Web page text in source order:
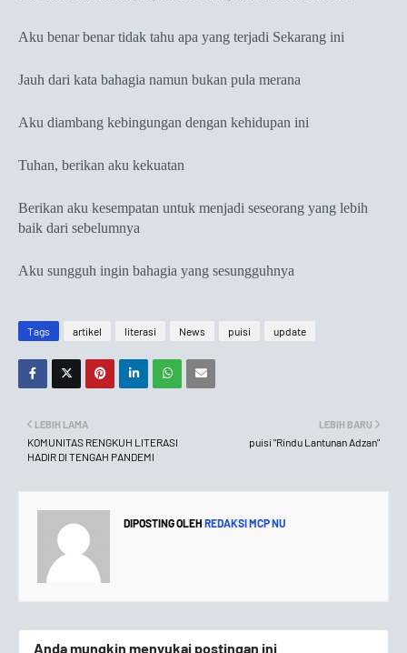
Aku benar benar tidak tahu apa yang terjadi Sekarang ini
Jauh dari kata bahagia namun bukan pula merana
Aku diambang kebingungan dengan kehidupan ini
Tuhan, berikan aku kekuatan
Berikan aku kesempatan untuk menjadi seseorang yang lebih
baik dari sebelumnya
Aku sungguh ingin bahagia yang sesungguhnya
Tags artikel literasi News puisi update
LEBIH BARU
puisi "Rindu Lantunan Adzan"
LEBIH LAMA
KOMUNITAS RENGKUH LITERASI
HADIR DI TENGAH PANDEMI
DIPOSTING OLEH REDAKSI MCP NU
Anda mungkin menyukai postingan ini